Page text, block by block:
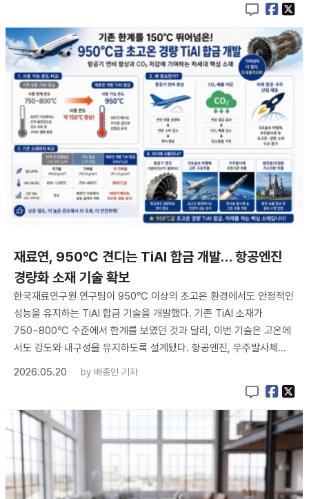
재료연, 950℃ 견디는 TiAl 합금 개발… 항공엔진
경량화 소재 기술 확보
한국재료연구원 연구팀이 950℃ 이상의 초고온 환경에서도 안정적인
성능을 유지하는 TiAl 합금 기술을 개발했다. 기존 TiAl 소재가
750~800℃ 수준에서 한계를 보였던 것과 달리, 이번 기술은 고온에
서도 강도와 내구성을 유지하도록 설계됐다. 항공엔진, 우주발사체…
2026.05.20
by 배종인 기자